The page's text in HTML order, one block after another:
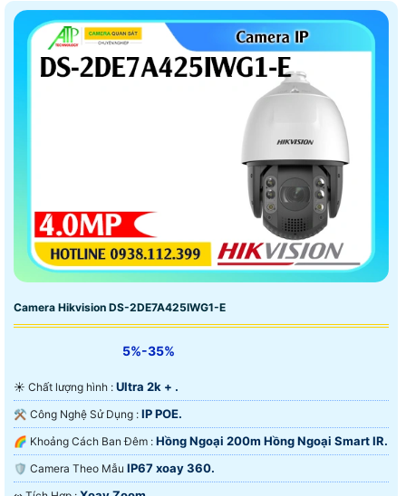
Camera Hikvision DS-2DE7A425IWG1-E
5%-35%
☀️ Chất lượng hình : Ultra 2k + .
⚒ Công Nghệ Sử Dụng : IP POE.
🌈 Khoảng Cách Ban Đêm : Hồng Ngoại 200m Hồng Ngoại Smart IR.
🛡 Camera Theo Mẫu IP67 xoay 360.